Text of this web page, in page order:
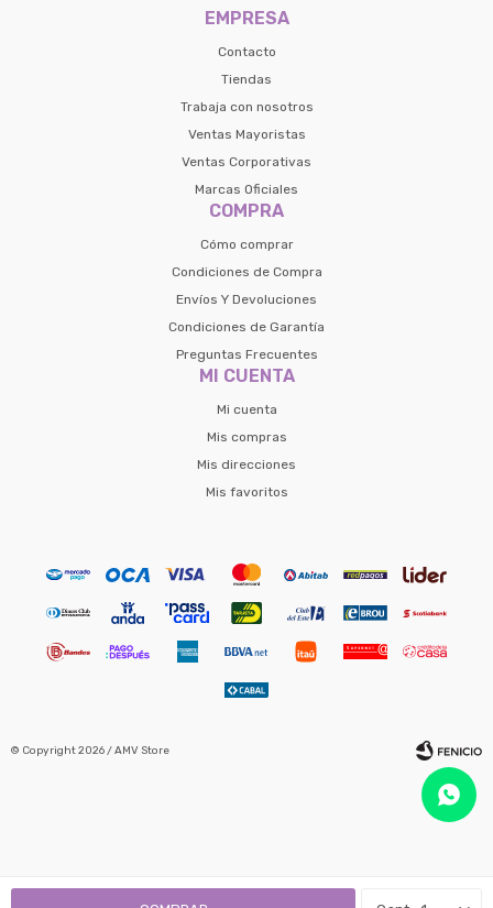
EMPRESA
Contacto
Tiendas
Trabaja con nosotros
Ventas Mayoristas
Ventas Corporativas
Marcas Oficiales
COMPRA
Cómo comprar
Condiciones de Compra
Envíos Y Devoluciones
Condiciones de Garantía
Preguntas Frecuentes
MI CUENTA
Mi cuenta
Mis compras
Mis direcciones
Mis favoritos
© Copyright 2026 / AMV Store